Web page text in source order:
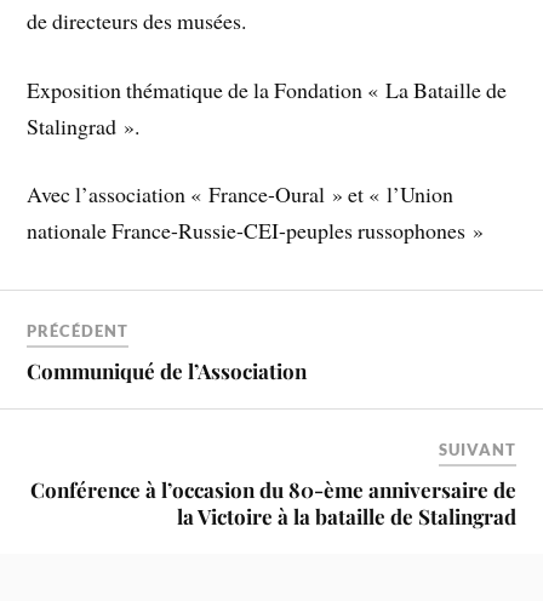
de directeurs des musées.
Exposition thématique de la Fondation « La Bataille de
Stalingrad ».
Avec l’association « France-Oural » et « l’Union
nationale France-Russie-CEI-peuples russophones »
PRÉCÉDENT
Communiqué de l’Association
SUIVANT
Conférence à l’occasion du 80-ème anniversaire de
la Victoire à la bataille de Stalingrad